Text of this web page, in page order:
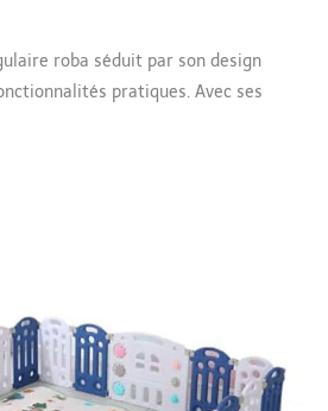
roba séduit par son design
pratiques. Avec ses